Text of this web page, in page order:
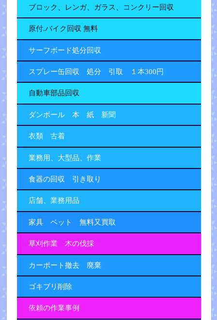
ブロック、レンガ、ガラス、コンクリー回収
原付.バイク回収 無料
サーフボード処分回収
スプレー缶回収 処分 引取 １本300円
自動車部品回収
ダンボール 本 紙 新聞
衣類 古着
業務用、大型品、作業
食器の回収 引き取り
店舗、業務用品
家具 ベット 無料又買取
草刈作業 木の伐採
カーポート撤去 廃棄
ゴキブリ削除
依頼の作業事例